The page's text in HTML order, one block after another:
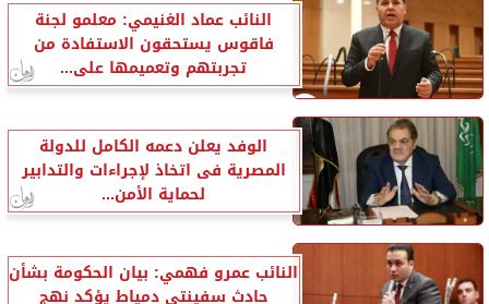
النائب عماد الغنيمي: معلمو لجنة
فاقوس يستحقون الاستفادة من
تجربتهم وتعميمها على...
الوفد يعلن دعمه الكامل للدولة
المصرية فى اتخاذ لإجراءات والتدابير
لحماية الأمن...
النائب عمرو فهمي: بيان الحكومة بشأن
حادث سفينتي دمياط يؤكد نهج